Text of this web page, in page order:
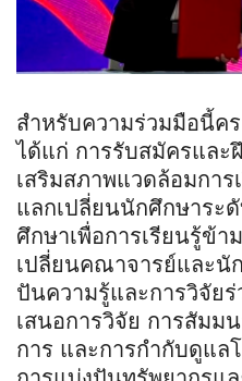
สำหรับความร่วมมือนี้ค
ได้แก่ การรับสมัครและ
เสริมสภาพแวดล้อมกา
แลกเปลี่ยนนักศึกษาร
ศึกษาเพื่อการเรียนรู้ข้
เปลี่ยนคณาจารย์และนั
ปันความรู้และการวิจัย
เสนอการวิจัย การสัมม
การ และการกำกับดูแล